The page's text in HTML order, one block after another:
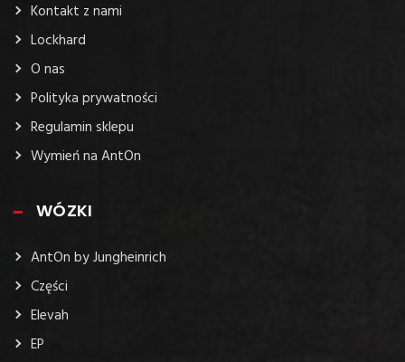
Kontakt z nami
Lockhard
O nas
Polityka prywatności
Regulamin sklepu
Wymień na AntOn
WÓZKI
AntOn by Jungheinrich
Części
Elevah
EP